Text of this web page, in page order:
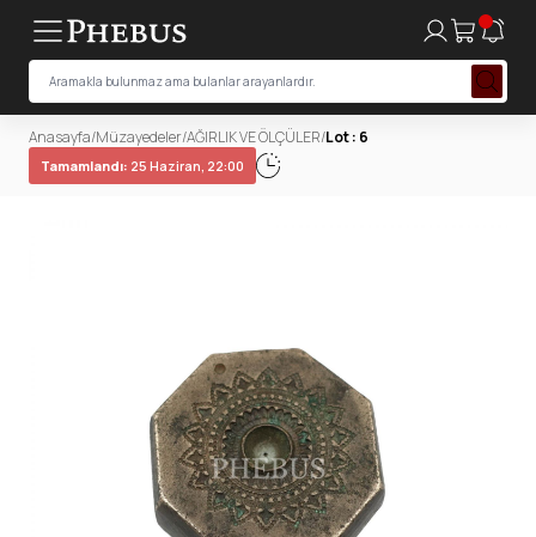
Anasayfa/Müzayedeler/AĞIRLIK VE ÖLÇÜLER/Lot : 6
Tamamlandı: 25 Haziran, 22:00